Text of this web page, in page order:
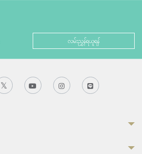
လမ်းညွှန်ရယူရန်